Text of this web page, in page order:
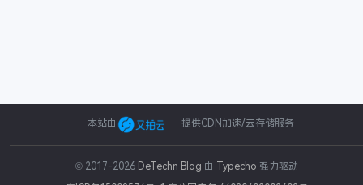
类型 构造
本站由 提供CDN加速/云存储服务
© 2017-2026 DeTechn Blog 由 Typecho 强力驱动